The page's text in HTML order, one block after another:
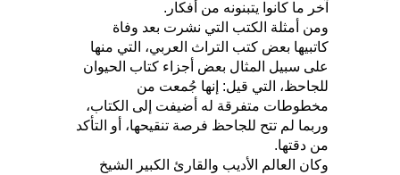
آخر ما كانوا يتبنونه من أفكار.
ومن أمثلة الكتب التي نشرت بعد وفاة
كاتبيها بعض كتب التراث العربي، التي منها
على سبيل المثال بعض أجزاء كتاب الحيوان
للجاحظ، التي قيل: إنها جُمعت من
مخطوطات متفرقة له أضيفت إلى الكتاب،
وربما لم تتح للجاحظ فرصة تنقيحها، أو التأكد
من دقتها.
وكان العالم الأديب والقارئ الكبير الشيخ